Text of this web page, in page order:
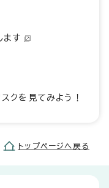
ます
クを見てみよう！
トップページへ戻る